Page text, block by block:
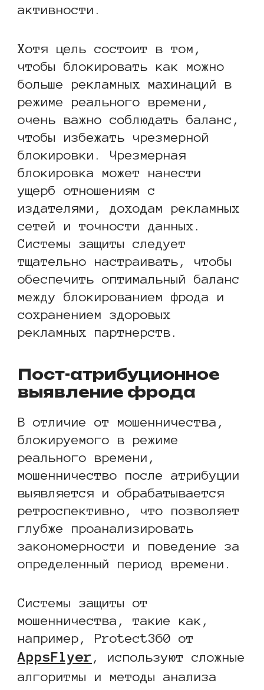
активности.
Хотя цель состоит в том,
чтобы блокировать как можно
больше рекламных махинаций в
режиме реального времени,
очень важно соблюдать баланс,
чтобы избежать чрезмерной
блокировки. Чрезмерная
блокировка может нанести
ущерб отношениям с
издателями, доходам рекламных
сетей и точности данных.
Системы защиты следует
тщательно настраивать, чтобы
обеспечить оптимальный баланс
между блокированием фрода и
сохранением здоровых
рекламных партнерств.
Пост-атрибуционное
выявление фрода
В отличие от мошенничества,
блокируемого в режиме
реального времени,
мошенничество после атрибуции
выявляется и обрабатывается
ретроспективно, что позволяет
глубже проанализировать
закономерности и поведение за
определенный период времени.
Системы защиты от
мошенничества, такие как,
например, Protect360 от
AppsFlyer , используют сложные
алгоритмы и методы анализа